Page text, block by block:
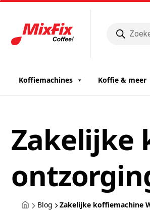
zoeken
Koffiemachines Koffie & meer
Zakelijke
Blog Zakelijke koffiemachine